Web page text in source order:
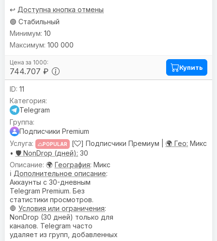
↩️ Доступна кнопка отмены
🟢 Стабильный
744.707 ₽
10
100 000
Купить
11
Telegram
Подписчики Premium
POPULAR [ ] Подписчики Премиум | 🌍 Гео: Микс
• 🛡️ NonDrop (дней): 30
🌍 География: Микс
ℹ️ Дополнительное описание:
Аккаунты с 30-дневным
Telegram Premium. Без
статистики просмотров.
🛑 Условия или ограничения:
NonDrop (30 дней) только для
каналов. Telegram часто
удаляет из групп, добавленных